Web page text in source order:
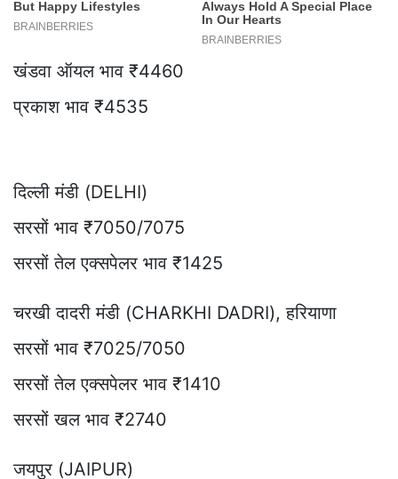
खंडवा ऑयल भाव ₹4460
प्रकाश भाव ₹4535
दिल्ली मंडी (DELHI)
सरसों भाव ₹7050/7075
सरसों तेल एक्सपेलर भाव ₹1425
चरखी दादरी मंडी (CHARKHI DADRI), हरियाणा
सरसों भाव ₹7025/7050
सरसों तेल एक्सपेलर भाव ₹1410
सरसों खल भाव ₹2740
जयपुर (JAIPUR)